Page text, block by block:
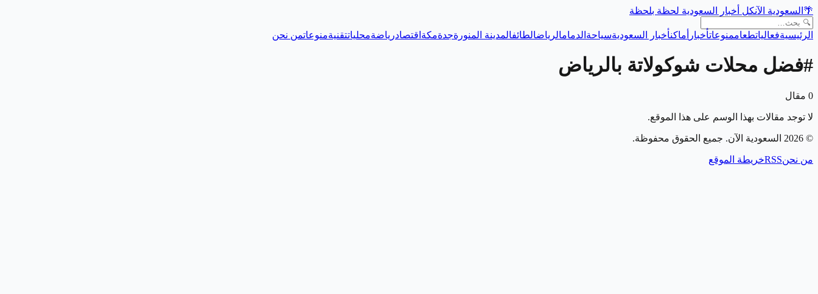
🌴 السعودية الآنكل أخبار السعودية لحظة بلحظة
الرئيسيةفعالياتطعاممنوعاتأخبار أماكنأخبار السعوديةسياحة الدمامالرياضالطائفالمدينة المنورةجدةمكة اقتصادرياضةمحلياتتقنيةمنوعاتمن نحن
#فضل محلات شوكولاتة بالرياض
0 مقال
لا توجد مقالات بهذا الوسم على هذا الموقع.
©
2026 السعودية الآن. جميع الحقوق محفوظة.
من نحنRSSخريطة الموقع